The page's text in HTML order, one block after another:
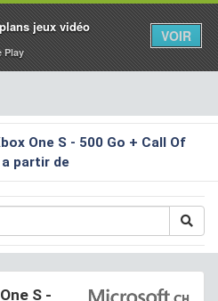
jeux vidéo
Play
VOIR
One S - 500 Go + Call Of
a partir de
S -